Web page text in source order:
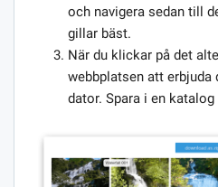
och navigera sedan till
gillar bäst.
När du klickar på det
webbplatsen att erbjuda
dator. Spara i en